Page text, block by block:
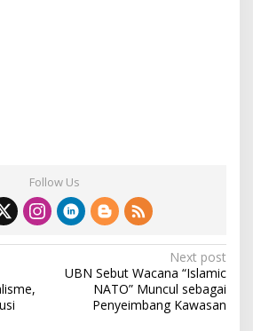
Follow Us
Next post
UBN Sebut Wacana “Islamic
NATO” Muncul sebagai
Penyeimbang Kawasan